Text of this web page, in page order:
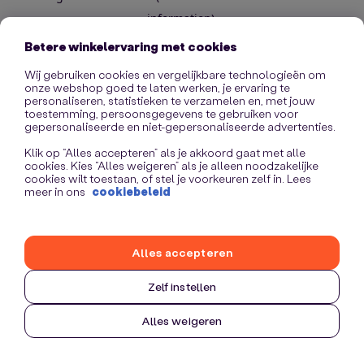
information).
Betere winkelervaring met cookies
Wij gebruiken cookies en vergelijkbare technologieën om
onze webshop goed te laten werken, je ervaring te
personaliseren, statistieken te verzamelen en, met jouw
toestemming, persoonsgegevens te gebruiken voor
gepersonaliseerde en niet-gepersonaliseerde advertenties.
Klik op “Alles accepteren” als je akkoord gaat met alle
cookies. Kies “Alles weigeren” als je alleen noodzakelijke
cookies wilt toestaan, of stel je voorkeuren zelf in. Lees
meer in ons cookiebeleid
Zelf instellen
Alles weigeren
Alles accepteren